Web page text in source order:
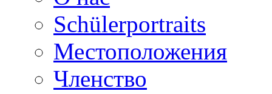
Schülerportraits
Местоположения
Членство